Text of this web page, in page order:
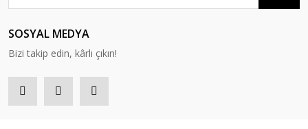
SOSYAL MEDYA
Bizi takip edin, kârlı çıkın!